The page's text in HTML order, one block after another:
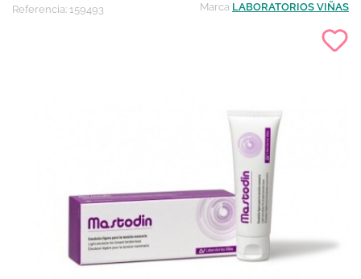
Referencia: 159493 Marca LABORATORIOS VIÑAS